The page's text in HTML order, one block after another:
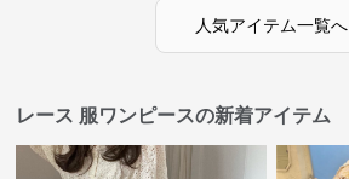
人気アイテム一覧へ
レース 服ワンピースの新着アイテム